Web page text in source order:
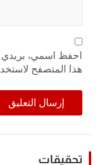
احفظ اسمي، بريدي
هذا المتصفح
تحقيقات